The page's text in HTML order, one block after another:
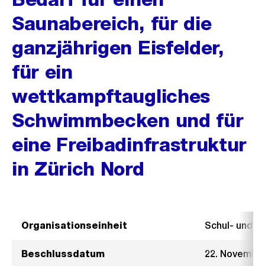
Saunabereich, für die
ganzjährigen Eisfelder,
für ein
wettkampftaugliches
Schwimmbecken und für
eine Freibadinfrastruktur
in Zürich Nord
Organisationseinheit Schul- und
Beschlussdatum 22.